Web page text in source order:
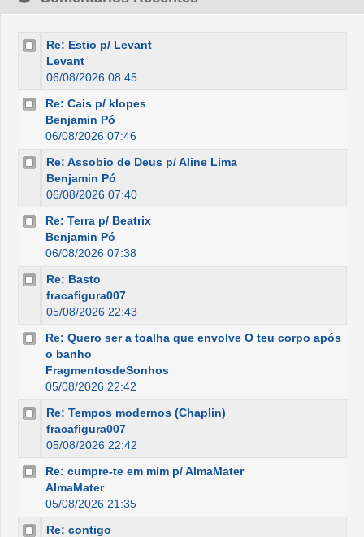
Re: Estio p/ Levant
Levant
06/08/2026 08:45
Re: Cais p/ klopes
Benjamin Pó
06/08/2026 07:46
Re: Assobio de Deus p/ Aline Lima
Benjamin Pó
06/08/2026 07:40
Re: Terra p/ Beatrix
Benjamin Pó
06/08/2026 07:38
Re: Basto
fracafigura007
05/08/2026 22:43
Re: Quero ser a toalha que envolve O teu corpo após
o banho
FragmentosdeSonhos
05/08/2026 22:42
Re: Tempos modernos (Chaplin)
fracafigura007
05/08/2026 22:42
Re: cumpre-te em mim p/ AlmaMater
AlmaMater
05/08/2026 21:35
Re: contigo